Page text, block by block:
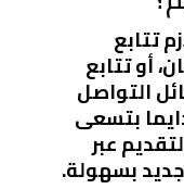
تتابع
أو تتابع
التواصل
بتسعى
عبر
جديد بسهولة.